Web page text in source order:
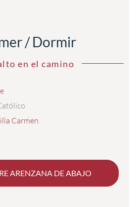
/ Dormir
en el camino
Carmen
ARENZANA DE ABAJO